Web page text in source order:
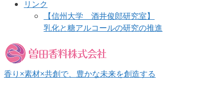
リンク
【信州大学 酒井俊郎研究室】
乳化と糖アルコールの研究の推進
香り×素材×共創で、豊かな未来を創造する